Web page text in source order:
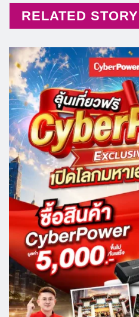
RELATED STORY